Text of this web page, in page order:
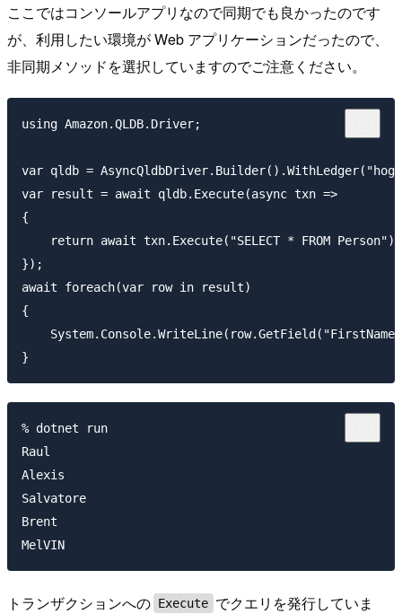
ここではコンソールアプリなので同期でも良かったのです
が、利用したい環境が Web アプリケーションだったので、
非同期メソッドを選択していますのでご注意ください。
using Amazon.QLDB.Driver;
var qldb =
var result = await qldb.Execute(async txn =>
{
    return await txn.Execute("SELECT * FROM Person");
});
await foreach(var row in result)
{
% dotnet run
Raul
Alexis
Salvatore
Brent
トランザクションへの Execute でクエリを発行していま